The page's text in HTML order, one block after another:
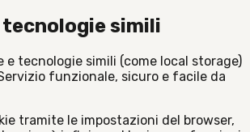
tecnologie simili
e tecnologie simili (come local storage)
funzionale, sicuro e facile da
tramite le impostazioni del browser,